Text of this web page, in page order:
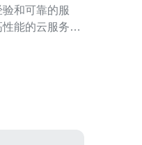
和可靠的服
能的云服务
优质的网络连